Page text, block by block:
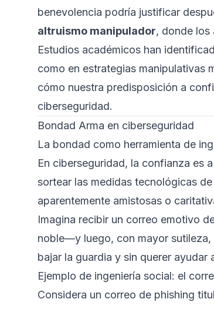
benevolencia podría justificar
altruismo manipulador, donde los
Estudios académicos han
como en estrategias manipulativas
cómo nuestra predisposición a
ciberseguridad.
Bondad Arma en ciberseguridad
La bondad como herramienta de
En ciberseguridad, la confianza es
sortear las medidas tecnológicas
aparentemente amistosas o
Imagina recibir un correo emotivo
noble—y luego, con mayor sutileza,
bajar la guardia y sin querer ayudar
Ejemplo de ingeniería social: el
Considera un correo de phishing